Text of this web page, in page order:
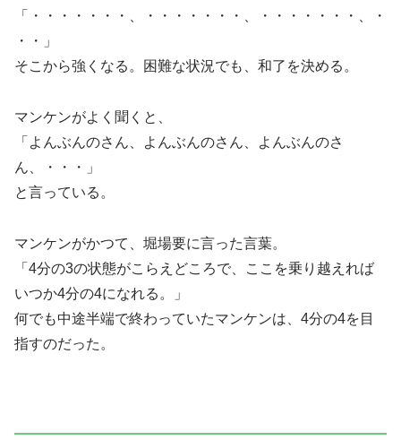
「・・・・・・・、・・・・・・・、・・・・・・・、・
・・」
そこから強くなる。困難な状況でも、和了を決める。
マンケンがよく聞くと、
「よんぶんのさん、よんぶんのさん、よんぶんのさ
ん、・・・」
と言っている。
マンケンがかつて、堀場要に言った言葉。
「4分の3の状態がこらえどころで、ここを乗り越えれば
いつか4分の4になれる。」
何でも中途半端で終わっていたマンケンは、4分の4を目
指すのだった。